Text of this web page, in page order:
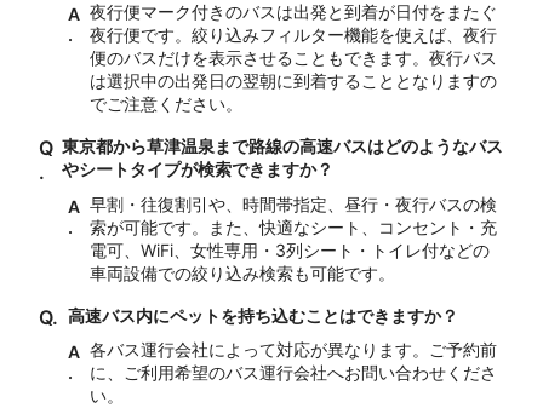
A
.
夜行便マーク付きのバスは出発と到着が日付をまたぐ
夜行便です。絞り込みフィルター機能を使えば、夜行
便のバスだけを表示させることもできます。夜行バス
は選択中の出発日の翌朝に到着することとなりますの
でご注意ください。
Q
.
東京都から草津温泉まで路線の高速バスはどのようなバス
やシートタイプが検索できますか？
A
.
早割・往復割引や、時間帯指定、昼行・夜行バスの検
索が可能です。また、快適なシート、コンセント・充
電可、WiFi、女性専用・3列シート・トイレ付などの
車両設備での絞り込み検索も可能です。
Q. 高速バス内にペットを持ち込むことはできますか？
A
.
各バス運行会社によって対応が異なります。ご予約前
に、ご利用希望のバス運行会社へお問い合わせくださ
い。